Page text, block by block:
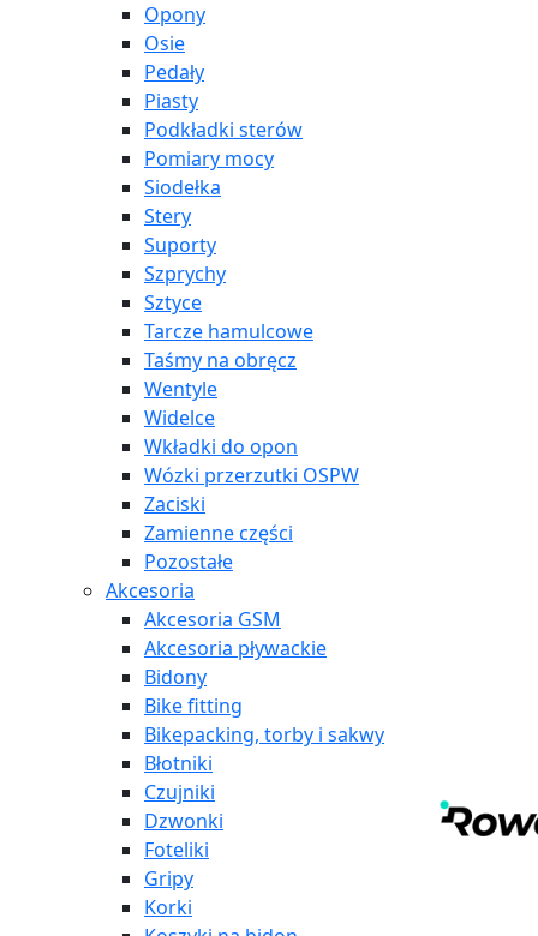
Opony
Osie
Pedały
Piasty
Podkładki sterów
Pomiary mocy
Siodełka
Stery
Suporty
Szprychy
Sztyce
Tarcze hamulcowe
Taśmy na obręcz
Wentyle
Widelce
Wkładki do opon
Wózki przerzutki OSPW
Zaciski
Zamienne części
Pozostałe
Akcesoria
Akcesoria GSM
Akcesoria pływackie
Bidony
Bike fitting
Bikepacking, torby i sakwy
Błotniki
Czujniki
Dzwonki
Foteliki
Gripy
Korki